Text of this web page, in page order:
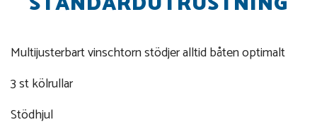
Multijusterbart vinschtorn stödjer alltid båten optimalt
3 st kölrullar
Stödhjul